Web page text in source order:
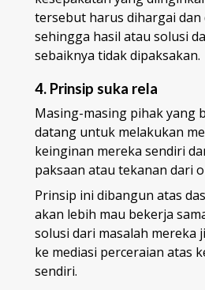
tersebut harus dihargai dan
sehingga hasil atau solusi
sebaiknya tidak dipaksakan.
4. Prinsip suka rela
Masing-masing pihak yang
datang untuk melakukan
keinginan mereka sendiri
paksaan atau tekanan dari
Prinsip ini dibangun atas
akan lebih mau bekerja
solusi dari masalah mereka
ke mediasi perceraian atas
sendiri.